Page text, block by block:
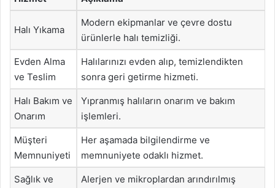
Halı Yıkama
Modern ekipmanlar ve çevre dostu
ürünlerle halı temizliği.
Evden Alma
ve Teslim
Halılarınızı evden alıp, temizlendikten
sonra geri getirme hizmeti.
Halı Bakım ve
Onarım
Yıpranmış halıların onarım ve bakım
işlemleri.
Müşteri
Memnuniyeti
Her aşamada bilgilendirme ve
memnuniyete odaklı hizmet.
Sağlık ve
Alerjen ve mikroplardan arındırılmış